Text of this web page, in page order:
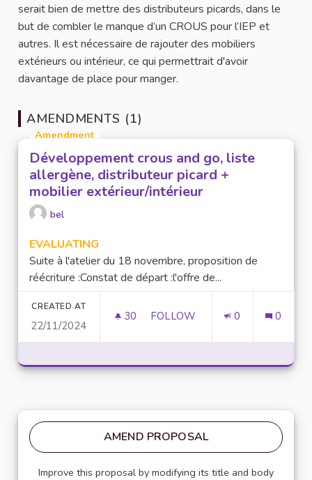
serait bien de mettre des distributeurs picards, dans le
but de combler le manque d’un CROUS pour l’IEP et
autres. Il est nécessaire de rajouter des mobiliers
extérieurs ou intérieur, ce qui permettrait d'avoir
davantage de place pour manger.
AMENDMENTS (1)
Amendment
Développement crous and go, liste
allergène, distributeur picard +
mobilier extérieur/intérieur
bel
EVALUATING
Suite à l'atelier du 18 novembre, proposition de
réécriture :Constat de départ :l'offre de...
CREATED AT
22/11/2024
30 30 FOLLOWERS
FOLLOW 0 0
AMEND PROPOSAL
Improve this proposal by modifying its title and body